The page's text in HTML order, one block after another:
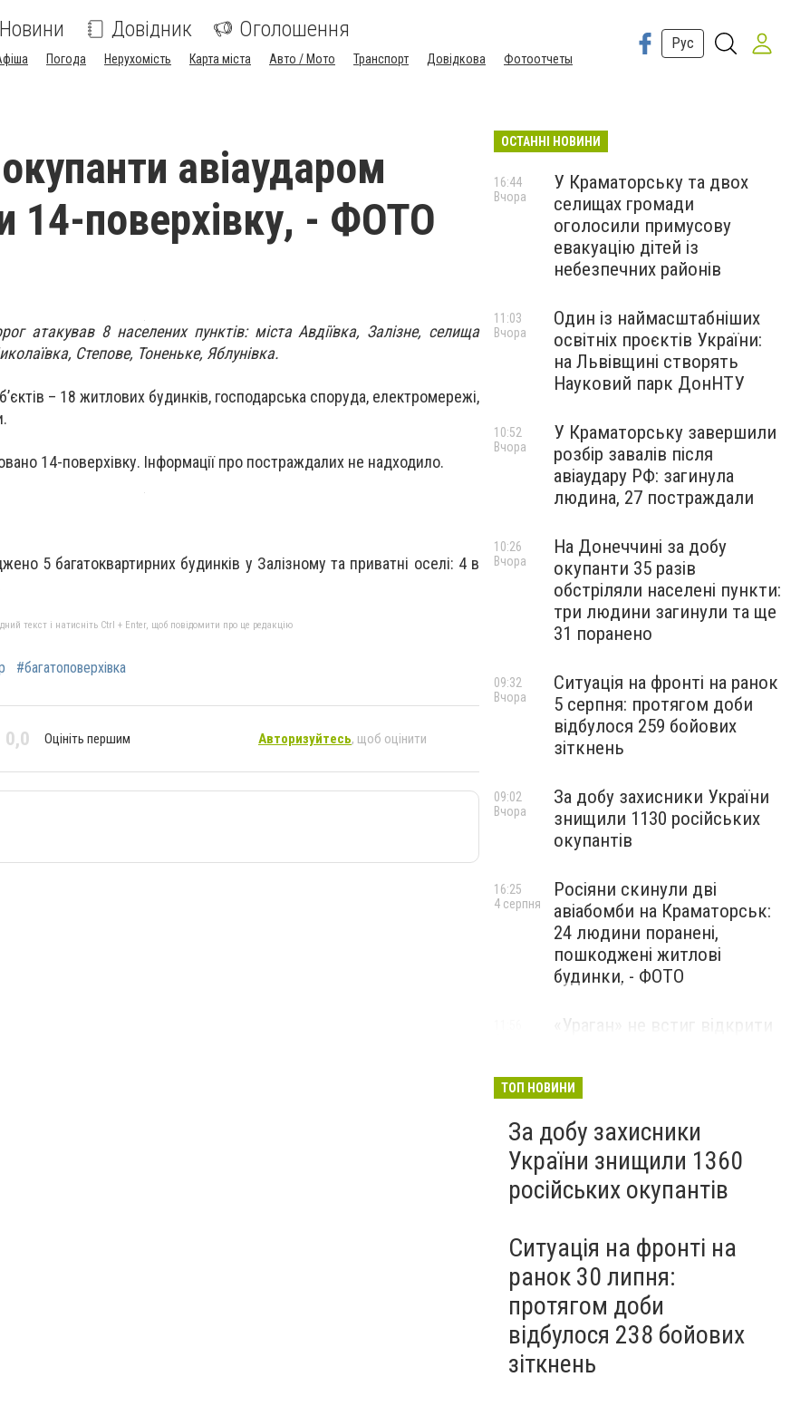
Новини Довідник Оголошення
Погода Нерухомість Карта міста Авто / Мото Транспорт Довідкова Фотоотчеты
Рус
авіаударом
14-поверхівку, - ФОТО
атакував 8 населених пунктів: міста Авдіївка, Залізне, селища
Степове, Тоненьке, Яблунівка.
– 18 житлових будинків, господарська споруда, електромережі,
14-поверхівку. Інформації про постраждалих не надходило.
5 багатоквартирних будинків у Залізному та приватні оселі: 4 в
текст і натисніть Ctrl + Enter, щоб повідомити про це редакцію
#багатоповерхівка
0,0 Оцініть першим Авторизуйтесь, щоб оцінити
ОСТАННІ НОВИНИ
У Краматорську та двох
селищах громади
оголосили примусову
евакуацію дітей із
небезпечних районів
16:44
Вчора
Один із наймасштабніших
освітніх проєктів України:
на Львівщині створять
Науковий парк ДонНТУ
11:03
Вчора
У Краматорську завершили
розбір завалів після
авіаудару РФ: загинула
людина, 27 постраждали
10:52
Вчора
На Донеччині за добу
окупанти 35 разів
обстріляли населені пункти:
три людини загинули та ще
31 поранено
10:26
Вчора
Ситуація на фронті на ранок
5 серпня: протягом доби
відбулося 259 бойових
зіткнень
09:32
Вчора
За добу захисники України
знищили 1130 російських
окупантів
09:02
Вчора
Росіяни скинули дві
авіабомби на Краматорськ:
24 людини поранені,
пошкоджені житлові
будинки, - ФОТО
16:25
4 серпня
«Ураган» не встиг відкрити
на Донеччині,- ВІДЕО
ТОП НОВИНИ
За добу захисники
України знищили 1360
російських окупантів
Ситуація на фронті на
ранок 30 липня:
протягом доби
відбулося 238 бойових
зіткнень